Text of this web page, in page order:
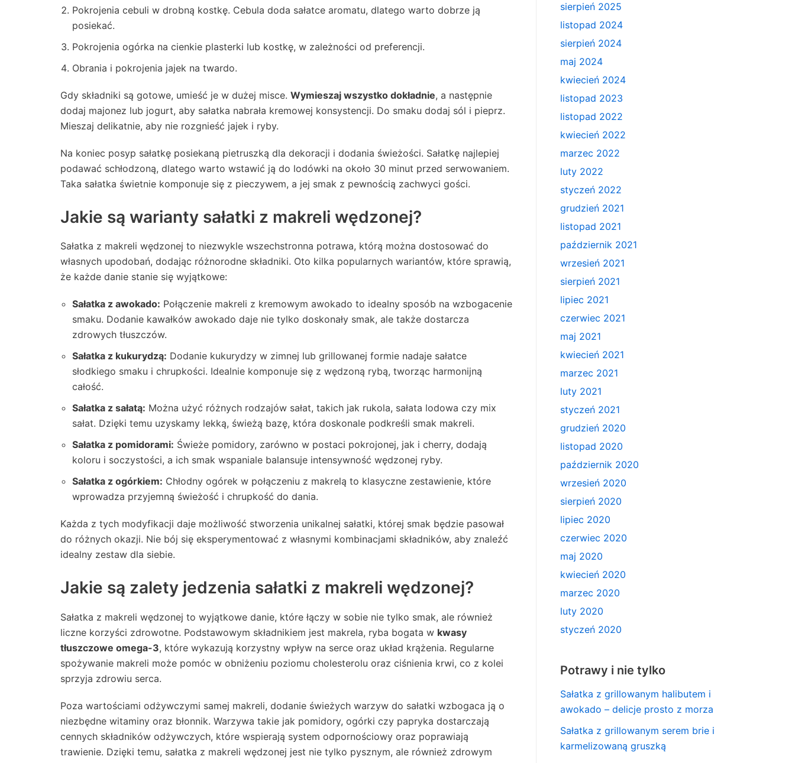
Pokrojenia cebuli w drobną kostkę. Cebula doda sałatce aromatu, dlatego warto dobrze ją
posiekać.
Pokrojenia ogórka na cienkie plasterki lub kostkę, w zależności od preferencji.
Obrania i pokrojenia jajek na twardo.
Gdy składniki są gotowe, umieść je w dużej misce. Wymieszaj wszystko dokładnie, a następnie
dodaj majonez lub jogurt, aby sałatka nabrała kremowej konsystencji. Do smaku dodaj sól i pieprz.
Mieszaj delikatnie, aby nie rozgnieść jajek i ryby.
Na koniec posyp sałatkę posiekaną pietruszką dla dekoracji i dodania świeżości. Sałatkę najlepiej
podawać schłodzoną, dlatego warto wstawić ją do lodówki na około 30 minut przed serwowaniem.
Taka sałatka świetnie komponuje się z pieczywem, a jej smak z pewnością zachwyci gości.
Jakie są warianty sałatki z makreli wędzonej?
Sałatka z makreli wędzonej to niezwykle wszechstronna potrawa, którą można dostosować do
własnych upodobań, dodając różnorodne składniki. Oto kilka popularnych wariantów, które sprawią,
że każde danie stanie się wyjątkowe:
Sałatka z awokado: Połączenie makreli z kremowym awokado to idealny sposób na wzbogacenie
smaku. Dodanie kawałków awokado daje nie tylko doskonały smak, ale także dostarcza
zdrowych tłuszczów.
Sałatka z kukurydzą: Dodanie kukurydzy w zimnej lub grillowanej formie nadaje sałatce
słodkiego smaku i chrupkości. Idealnie komponuje się z wędzoną rybą, tworząc harmonijną
całość.
Sałatka z sałatą: Można użyć różnych rodzajów sałat, takich jak rukola, sałata lodowa czy mix
sałat. Dzięki temu uzyskamy lekką, świeżą bazę, która doskonale podkreśli smak makreli.
Sałatka z pomidorami: Świeże pomidory, zarówno w postaci pokrojonej, jak i cherry, dodają
koloru i soczystości, a ich smak wspaniale balansuje intensywność wędzonej ryby.
Sałatka z ogórkiem: Chłodny ogórek w połączeniu z makrelą to klasyczne zestawienie, które
wprowadza przyjemną świeżość i chrupkość do dania.
Każda z tych modyfikacji daje możliwość stworzenia unikalnej sałatki, której smak będzie pasował
do różnych okazji. Nie bój się eksperymentować z własnymi kombinacjami składników, aby znaleźć
idealny zestaw dla siebie.
Jakie są zalety jedzenia sałatki z makreli wędzonej?
Sałatka z makreli wędzonej to wyjątkowe danie, które łączy w sobie nie tylko smak, ale również
liczne korzyści zdrowotne. Podstawowym składnikiem jest makrela, ryba bogata w kwasy
tłuszczowe omega-3, które wykazują korzystny wpływ na serce oraz układ krążenia. Regularne
spożywanie makreli może pomóc w obniżeniu poziomu cholesterolu oraz ciśnienia krwi, co z kolei
sprzyja zdrowiu serca.
Poza wartościami odżywczymi samej makreli, dodanie świeżych warzyw do sałatki wzbogaca ją o
niezbędne witaminy oraz błonnik. Warzywa takie jak pomidory, ogórki czy papryka dostarczają
cennych składników odżywczych, które wspierają system odpornościowy oraz poprawiają
trawienie. Dzięki temu, sałatka z makreli wędzonej jest nie tylko pysznym, ale również zdrowym
sierpień 2025
listopad 2024
sierpień 2024
maj 2024
kwiecień 2024
listopad 2023
listopad 2022
kwiecień 2022
marzec 2022
luty 2022
styczeń 2022
grudzień 2021
listopad 2021
październik 2021
wrzesień 2021
sierpień 2021
lipiec 2021
czerwiec 2021
maj 2021
kwiecień 2021
marzec 2021
luty 2021
styczeń 2021
grudzień 2020
listopad 2020
październik 2020
wrzesień 2020
sierpień 2020
lipiec 2020
czerwiec 2020
maj 2020
kwiecień 2020
marzec 2020
luty 2020
styczeń 2020
Potrawy i nie tylko
Sałatka z grillowanym halibutem i
awokado – delicje prosto z morza
Sałatka z grillowanym serem brie i
karmelizowaną gruszką